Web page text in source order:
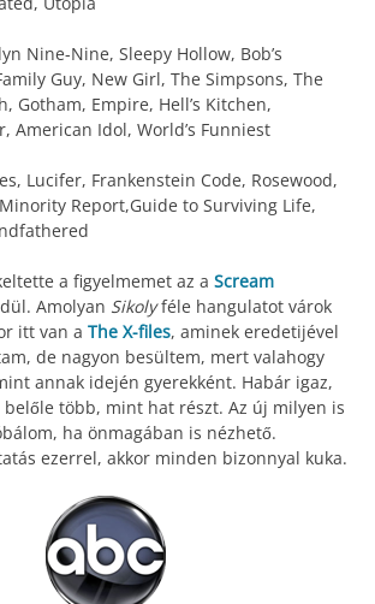
Nine-Nine, Sleepy Hollow, Bob’s
Guy, New Girl, The Simpsons, The
Gotham, Empire, Hell’s Kitchen,
American Idol, World’s Funniest
Lucifer, Frankenstein Code, Rosewood,
Report,Guide to Surviving Life,
a figyelmemet az a Scream
Amolyan Sikolyféle hangulatot várok
itt van a The X-files, aminek eredetijével
de nagyon besültem, mert valahogy
annak idején gyerekként. Habár igaz,
több, mint hat részt. Az új milyen is
ha önmagában is nézhető.
ezerrel, akkor minden bizonnyal kuka.